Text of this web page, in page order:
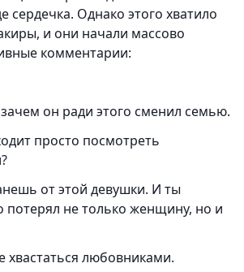
сердечка. Однако этого хватило
и они начали массово
комментарии:
он ради этого сменил семью.
просто посмотреть
от этой девушки. И ты
не только женщину, но и
хвастаться любовниками.